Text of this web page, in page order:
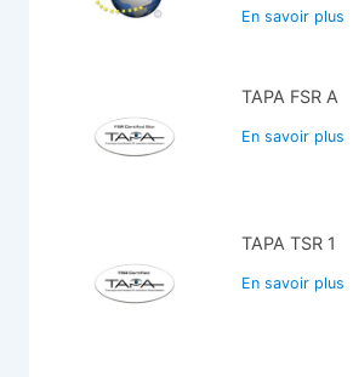
En savoir plus
TAPA FSR A
En savoir plus
TAPA TSR 1
En savoir plus